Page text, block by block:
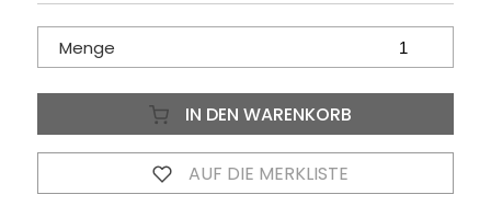
Menge
IN DEN WARENKORB
AUF DIE MERKLISTE